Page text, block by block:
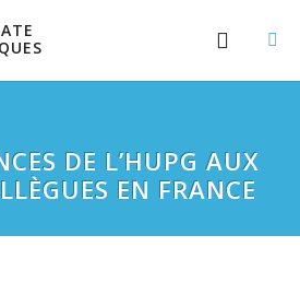
DE L’HUPG AUX
EN FRANCE